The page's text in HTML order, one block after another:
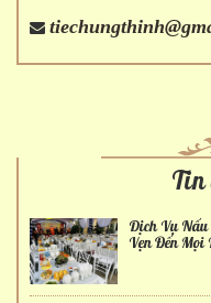
Tin
Dịch Vụ
Vẹn Đến Mọi